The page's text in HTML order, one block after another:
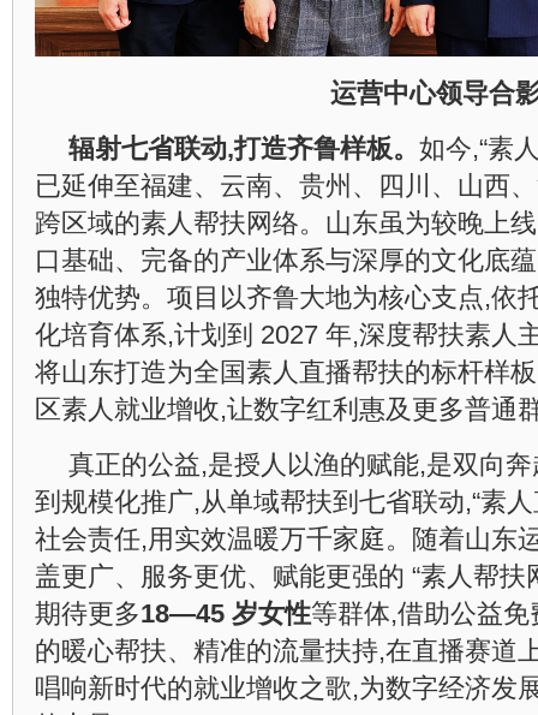
运营中心领导合
辐射七省联动,打造齐鲁样板。 如今,“素
已延伸至福建、云南、贵州、四川、山西
跨区域的素人帮扶网络。山东虽为较晚上
口基础、完备的产业体系与深厚的文化底
独特优势。项目以齐鲁大地为核心支点,依
化培育体系,计划到 2027 年,深度帮扶素人
将山东打造为全国素人直播帮扶的标杆样
区素人就业增收,让数字红利惠及更多普通
真正的公益,是授人以渔的赋能,是双向
到规模化推广,从单域帮扶到七省联动,“素
社会责任,用实效温暖万千家庭。随着山东
盖更广、服务更优、赋能更强的 “素人帮扶
期待更多18—45 岁女性等群体,借助公益
的暖心帮扶、精准的流量扶持,在直播赛道
唱响新时代的就业增收之歌,为数字经济发